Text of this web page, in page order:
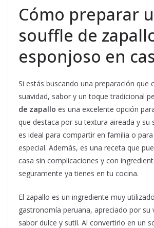
Cómo preparar
souffle de
esponjoso en
Si estás buscando una preparación que
suavidad, sabor y un toque tradicional
de zapallo es una excelente opción
que destaca por su textura aireada y su
es ideal para compartir en familia o
especial. Además, es una receta que
casa sin complicaciones y con
seguramente ya tienes en tu cocina.
El zapallo es un ingrediente muy
gastronomía peruana, apreciado por su
sabor dulce y sutil. Al convertirlo en un